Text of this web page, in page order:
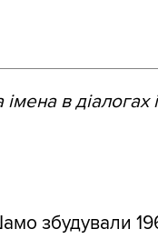
в діалогах
збудували